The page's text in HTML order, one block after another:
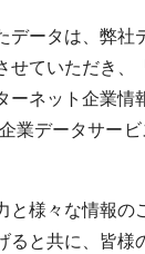
データは、弊社
せていただき、
ーネット企業情
業データサー
と様々な情報の
ると共に、皆様